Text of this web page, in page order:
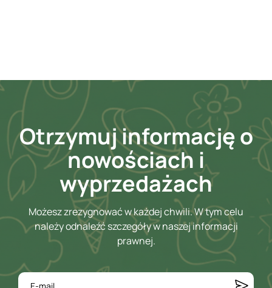
Otrzymuj informację o
nowościach i
wyprzedażach
Możesz zrezygnować w każdej chwili. W tym celu
należy odnaleźć szczegóły w naszej informacji
prawnej.